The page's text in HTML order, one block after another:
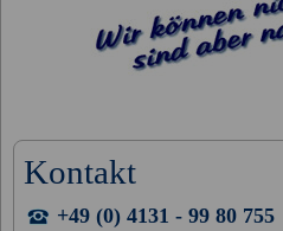
Kontakt
+49 (0) 4131 - 99 80 755